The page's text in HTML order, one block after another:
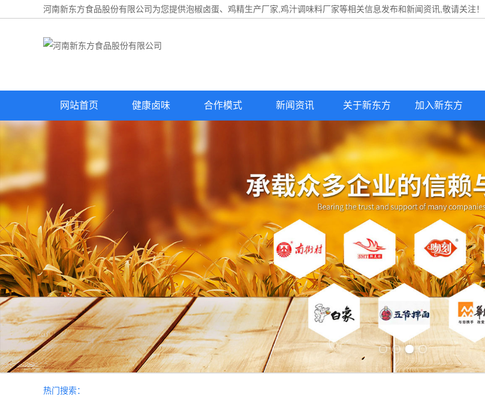
河南新东方食品股份有限公司为您提供泡椒卤蛋、鸡精生产厂家,鸡汁调味料厂家等相关信息发布和新闻资讯,敬请关注！
网站首页 健康卤味 合作模式 新闻资讯 关于新东方 加入新东方
热门搜索：